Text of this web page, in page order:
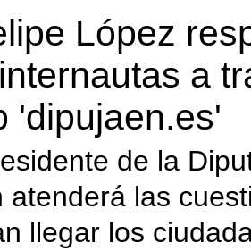
López
a
'dipujaen.es'
de la
atenderá las
llegar los